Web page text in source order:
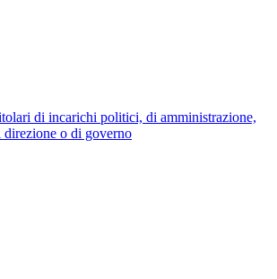
di incarichi politici, di amministrazione,
direzione o di governo